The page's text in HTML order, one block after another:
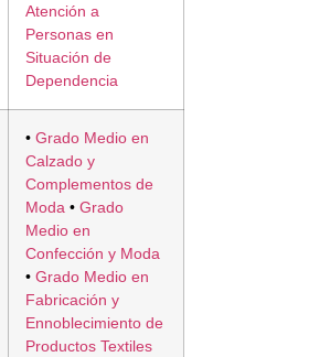
Atención a
Personas en
Situación de
Dependencia
• Grado Medio en
Calzado y
Complementos de
Moda • Grado
Medio en
Confección y Moda
• Grado Medio en
Fabricación y
Ennoblecimiento de
Productos Textiles